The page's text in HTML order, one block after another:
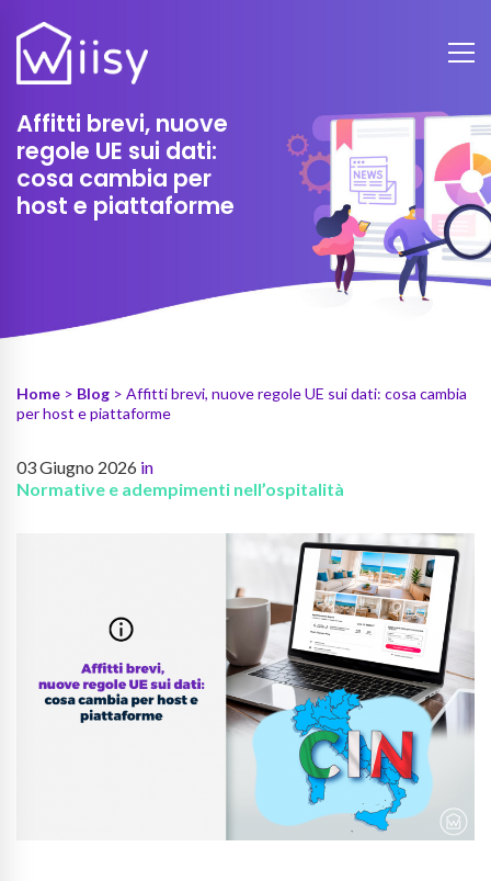
Affitti brevi, nuove
regole UE sui dati:
cosa cambia per
host e piattaforme
Home > Blog > Affitti brevi, nuove regole UE sui dati: cosa cambia
per host e piattaforme
03 Giugno 2026 in
Normative e adempimenti nell’ospitalità